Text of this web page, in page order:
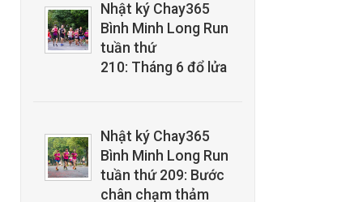
Nhật ký Chay365
Bình Minh Long Run
tuần thứ
210: Tháng 6 đổ lửa
Nhật ký Chay365
Bình Minh Long Run
tuần thứ 209: Bước
chân chạm thảm